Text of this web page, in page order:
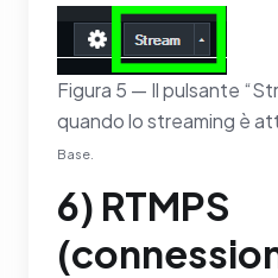
Figura 5 — Il pulsante
quando lo streaming è
Base.
6) RTMPS